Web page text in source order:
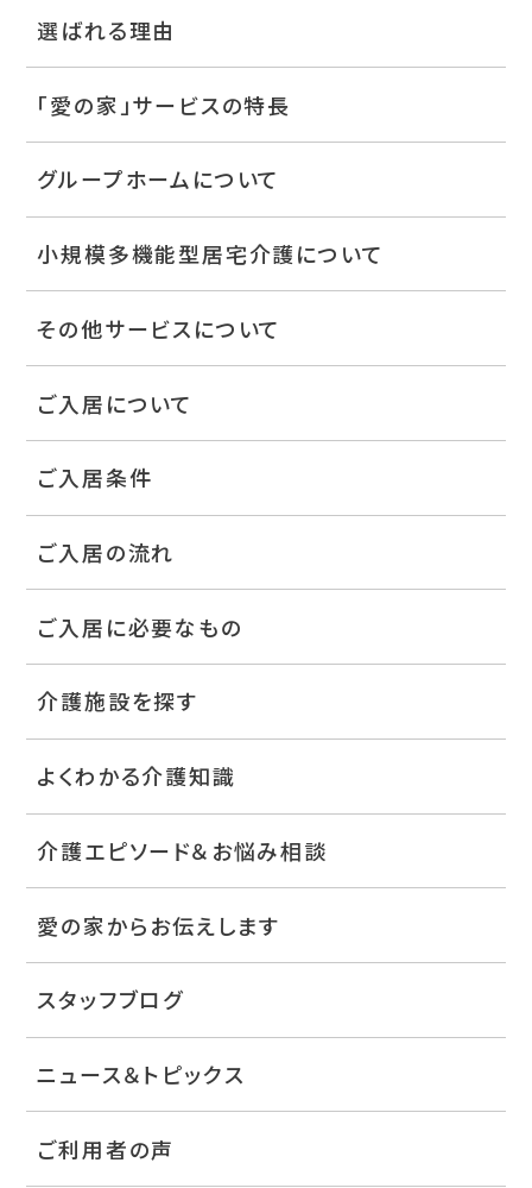
選ばれる理由
「愛の家」サービスの特長
グループホームについて
小規模多機能型居宅介護について
その他サービスについて
ご入居について
ご入居条件
ご入居の流れ
ご入居に必要なもの
介護施設を探す
よくわかる介護知識
介護エピソード＆お悩み相談
愛の家からお伝えします
スタッフブログ
ニュース＆トピックス
ご利用者の声